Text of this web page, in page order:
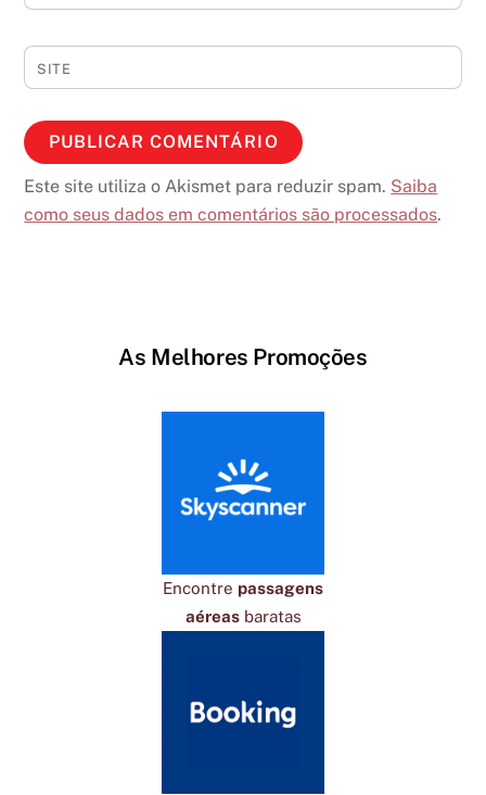
SITE
Este site utiliza o Akismet para reduzir spam. Saiba
como seus dados em comentários são processados.
As Melhores Promoções
Encontre passagens
aéreasbaratas